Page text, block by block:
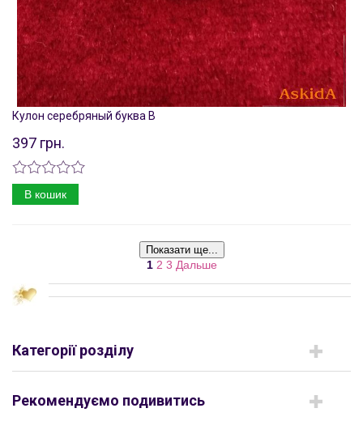
Кулон серебряный буква B
397 грн.
В кошик
Показати ще...
1 2 3 Дальше
Категорії розділу
Рекомендуємо подивитись